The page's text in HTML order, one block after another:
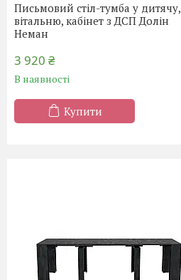
Письмовий стіл-тумба у дитячу,
вітальню, кабінет з ДСП Долін
Неман
3 920 ₴
В наявності
Купити